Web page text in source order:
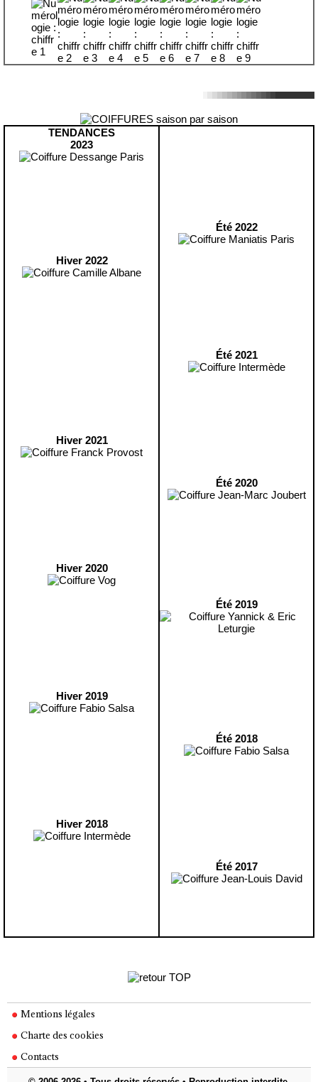
TENDANCES
2023
Hiver 2022
Hiver 2021
Hiver 2020
Hiver 2019
Hiver 2018
Été 2022
Été 2021
Été 2020
Été 2019
Été 2018
Été 2017
Mentions légales
Charte des cookies
Contacts